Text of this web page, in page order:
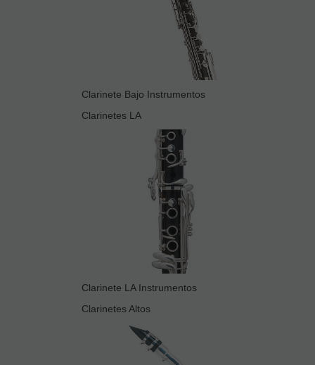
Clarinete Bajo Instrumentos
Clarinetes LA
Clarinete LA Instrumentos
Clarinetes Altos